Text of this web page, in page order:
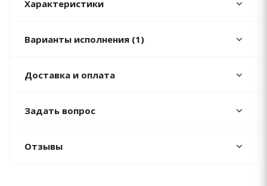
Характеристики
Варианты исполнения (1)
Доставка и оплата
Задать вопрос
Отзывы